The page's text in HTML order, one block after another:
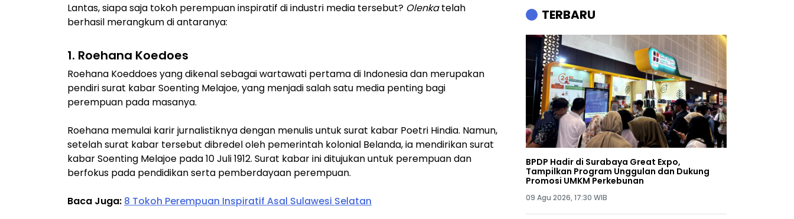
Lantas, siapa saja tokoh perempuan inspiratif di industri media tersebut? Olenkatelah
berhasil merangkum di antaranya:
1. Roehana Koedoes
Roehana Koeddoes yang dikenal sebagai wartawati pertama di Indonesia dan merupakan
pendiri surat kabar Soenting Melajoe, yang menjadi salah satu media penting bagi
perempuan pada masanya.
Roehana memulai karir jurnalistiknya dengan menulis untuk surat kabar Poetri Hindia. Namun,
setelah surat kabar tersebut dibredel oleh pemerintah kolonial Belanda, ia mendirikan surat
kabar Soenting Melajoe pada 10 Juli 1912. Surat kabar ini ditujukan untuk perempuan dan
berfokus pada pendidikan serta pemberdayaan perempuan.
Baca Juga: 8 Tokoh Perempuan Inspiratif Asal Sulawesi Selatan
TERBARU
BPDP Hadir di Surabaya Great Expo,
Tampilkan Program Unggulan dan Dukung
Promosi UMKM Perkebunan
09 Agu 2026, 17:30 WIB